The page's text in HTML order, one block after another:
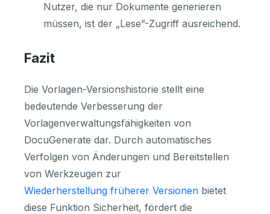
Nutzer, die nur Dokumente generieren
müssen, ist der „Lese”-Zugriff ausreichend.
Fazit
Die Vorlagen-Versionshistorie stellt eine
bedeutende Verbesserung der
Vorlagenverwaltungsfähigkeiten von
DocuGenerate dar. Durch automatisches
Verfolgen von Änderungen und Bereitstellen
von Werkzeugen zur
Wiederherstellung früherer Versionen bietet
diese Funktion Sicherheit, fördert die